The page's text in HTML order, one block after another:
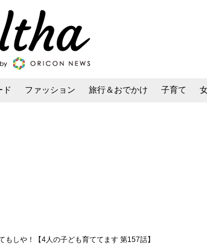
ド ファッション 旅行＆おでかけ 子育て
しや！【4人の子ども育ててます 第157話】